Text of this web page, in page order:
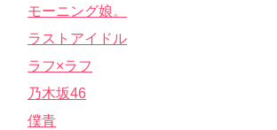
モーニング娘。
ラストアイドル
ラフ×ラフ
乃木坂46
僕青